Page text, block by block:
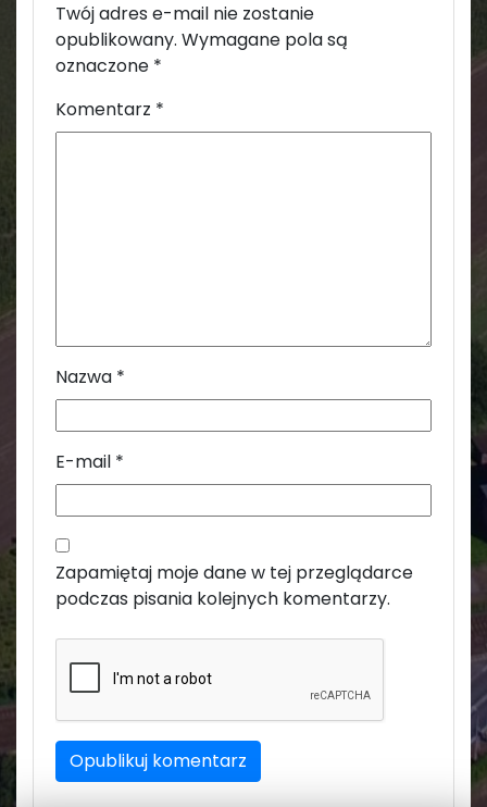
Twój adres e-mail nie zostanie
opublikowany. Wymagane pola są
oznaczone *
Komentarz *
Nazwa *
E-mail *
Zapamiętaj moje dane w tej przeglądarce
podczas pisania kolejnych komentarzy.